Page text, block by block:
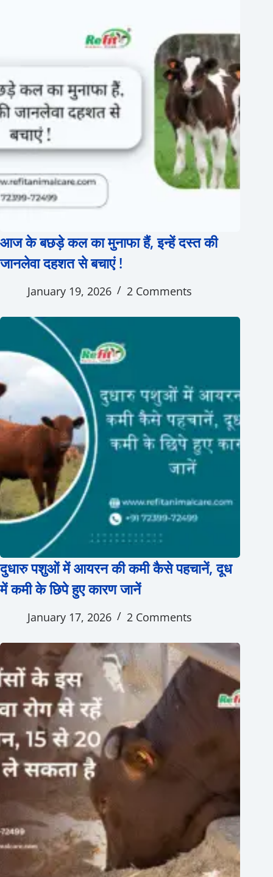
आज के बछड़े कल का मुनाफा हैं, इन्हें दस्त की
जानलेवा दहशत से बचाएं !
January 19, 2026 2 Comments
दुधारु पशुओं में आयरन की कमी कैसे पहचानें, दूध
में कमी के छिपे हुए कारण जानें
January 17, 2026 2 Comments